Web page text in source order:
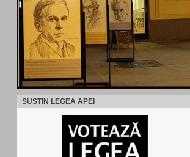
SUSTIN LEGEA APEI